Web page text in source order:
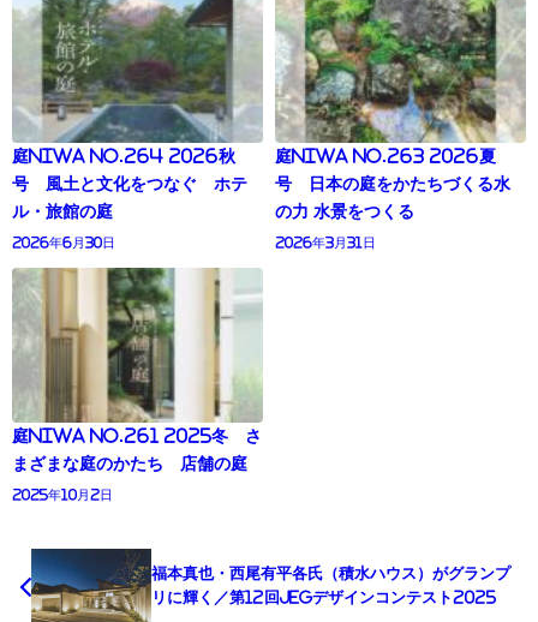
庭NIWA No.264 2026秋
号 風土と文化をつなぐ ホテ
ル・旅館の庭
2026年6月30日
庭NIWA No.263 2026夏
号 日本の庭をかたちづくる水
の力 水景をつくる
2026年3月31日
庭NIWA No.261 2025冬 さ
まざまな庭のかたち 店舗の庭
2025年10月2日
福本真也・西尾有平各氏（積水ハウス）がグランプ
リに輝く／第12回JEGデザインコンテスト2025